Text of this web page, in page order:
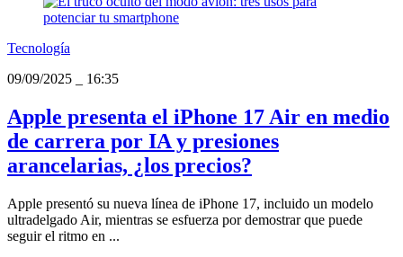
Tecnología
09/09/2025
16:35
Apple presenta el iPhone 17 Air en medio
de carrera por IA y presiones
arancelarias, ¿los precios?
Apple presentó su nueva línea de iPhone 17, incluido un modelo
ultradelgado Air, mientras se esfuerza por demostrar que puede
seguir el ritmo en ...